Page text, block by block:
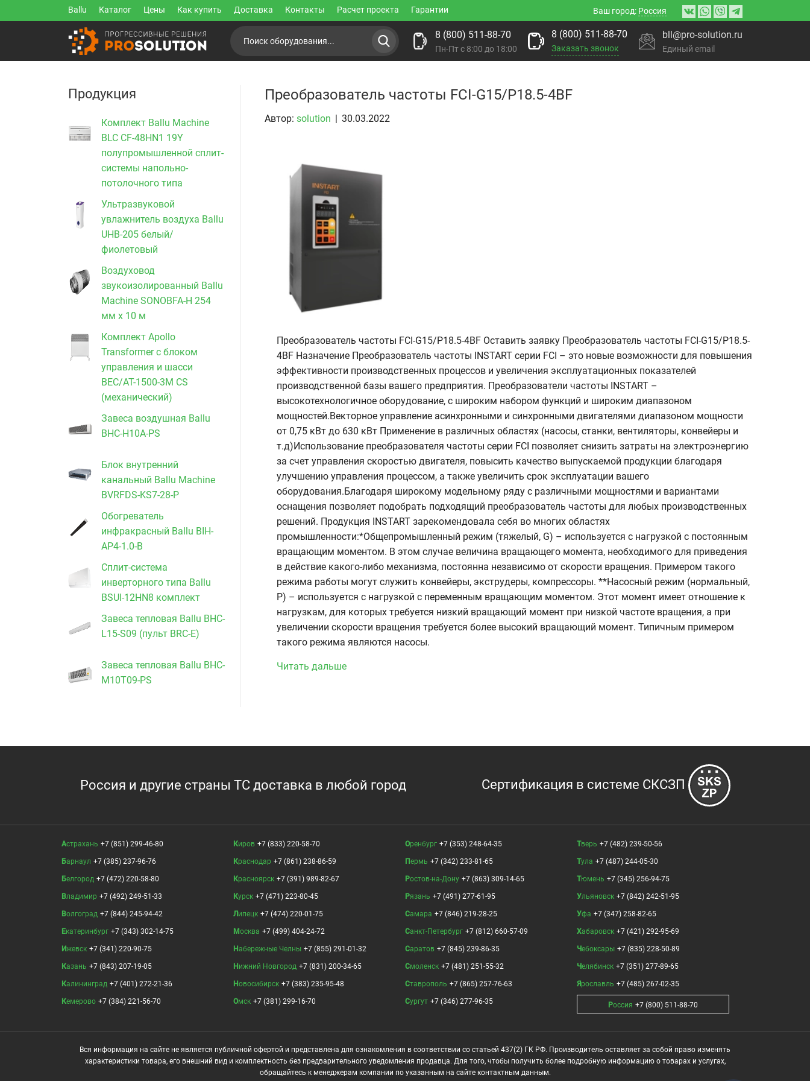
Ballu Каталог Цены Как купить Доставка Контакты Расчет проекта Гарантии Ваш город: Россия
8 (800) 511-88-70
Пн-Пт с 8:00 до 18:00
8 (800) 511-88-70
Заказать звонок
bll@pro-solution.ru
Единый email
Продукция
Комплект Ballu Machine
BLC CF-48HN1 19Y
полупромышленной сплит-
системы напольно-
потолочного типа
Ультразвуковой
увлажнитель воздуха Ballu
UHB-205 белый/
фиолетовый
Воздуховод
звукоизолированный Ballu
Machine SONOBFA-H 254
мм х 10 м
Комплект Apollo
Transformer с блоком
управления и шасси
BEC/AT-1500-3M CS
(механический)
Завеса воздушная Ballu
BHC-H10A-PS
Блок внутренний
канальный Ballu Machine
BVRFDS-KS7-28-P
Обогреватель
инфракрасный Ballu BIH-
AP4-1.0-B
Сплит-система
инверторного типа Ballu
BSUI-12HN8 комплект
Завеса тепловая Ballu BHC-
L15-S09 (пульт BRC-E)
Завеса тепловая Ballu BHC-
M10T09-PS
Преобразователь частоты FCI-G15/P18.5-4BF
Автор: solution | 30.03.2022
Преобразователь частоты FCI-G15/P18.5-4BF Оставить заявку Преобразователь частоты FCI-G15/P18.5-
4BF Назначение Преобразователь частоты INSTART серии FCI – это новые возможности для повышения
эффективности производственных процессов и увеличения эксплуатационных показателей
производственной базы вашего предприятия. Преобразователи частоты INSTART –
высокотехнологичное оборудование, с широким набором функций и широким диапазоном
мощностей.Векторное управление асинхронными и синхронными двигателями диапазоном мощности
от 0,75 кВт до 630 кВт Применение в различных областях (насосы, станки, вентиляторы, конвейеры и
т.д)Использование преобразователя частоты серии FCI позволяет снизить затраты на электроэнергию
за счет управления скоростью двигателя, повысить качество выпускаемой продукции благодаря
улучшению управления процессом, а также увеличить срок эксплуатации вашего
оборудования.Благодаря широкому модельному ряду с различными мощностями и вариантами
оснащения позволяет подобрать подходящий преобразователь частоты для любых производственных
решений. Продукция INSTART зарекомендовала себя во многих областях
промышленности:*Общепромышленный режим (тяжелый, G) – используется с нагрузкой с постоянным
вращающим моментом. В этом случае величина вращающего момента, необходимого для приведения
в действие какого-либо механизма, постоянна независимо от скорости вращения. Примером такого
режима работы могут служить конвейеры, экструдеры, компрессоры. **Насосный режим (нормальный,
P) – используется с нагрузкой с переменным вращающим моментом. Этот момент имеет отношение к
нагрузкам, для которых требуется низкий вращающий момент при низкой частоте вращения, а при
увеличении скорости вращения требуется более высокий вращающий момент. Типичным примером
такого режима являются насосы.
Читать дальше
Россия и другие страны ТС доставка в любой город Сертификация в системе СКСЗП
Астрахань +7 (851) 299-46-80
Барнаул +7 (385) 237-96-76
Белгород +7 (472) 220-58-80
Владимир +7 (492) 249-51-33
Волгоград +7 (844) 245-94-42
Екатеринбург +7 (343) 302-14-75
Ижевск +7 (341) 220-90-75
Казань +7 (843) 207-19-05
Калининград +7 (401) 272-21-36
Кемерово +7 (384) 221-56-70
Киров +7 (833) 220-58-70
Краснодар +7 (861) 238-86-59
Красноярск +7 (391) 989-82-67
Курск +7 (471) 223-80-45
Липецк +7 (474) 220-01-75
Москва +7 (499) 404-24-72
Набережные Челны +7 (855) 291-01-32
Нижний Новгород +7 (831) 200-34-65
Новосибирск +7 (383) 235-95-48
Омск +7 (381) 299-16-70
Оренбург +7 (353) 248-64-35
Пермь +7 (342) 233-81-65
Ростов-на-Дону +7 (863) 309-14-65
Рязань +7 (491) 277-61-95
Самара +7 (846) 219-28-25
Санкт-Петербург +7 (812) 660-57-09
Саратов +7 (845) 239-86-35
Смоленск +7 (481) 251-55-32
Ставрополь +7 (865) 257-76-63
Сургут +7 (346) 277-96-35
Тверь +7 (482) 239-50-56
Тула +7 (487) 244-05-30
Тюмень +7 (345) 256-94-75
Ульяновск +7 (842) 242-51-95
Уфа +7 (347) 258-82-65
Хабаровск +7 (421) 292-95-69
Чебоксары +7 (835) 228-50-89
Челябинск +7 (351) 277-89-65
Ярославль +7 (485) 267-02-35
Россия +7 (800) 511-88-70
Вся информация на сайте не является публичной офертой и представлена для ознакомления в соответствии со статьей 437(2) ГК РФ. Производитель оставляет за собой право изменять
характеристики товара, его внешний вид и комплектность без предварительного уведомления продавца. Для того, чтобы получить более подробную информацию о товарах и услугах,
обращайтесь к менеджерам компании по указанным на сайте контактным данным.